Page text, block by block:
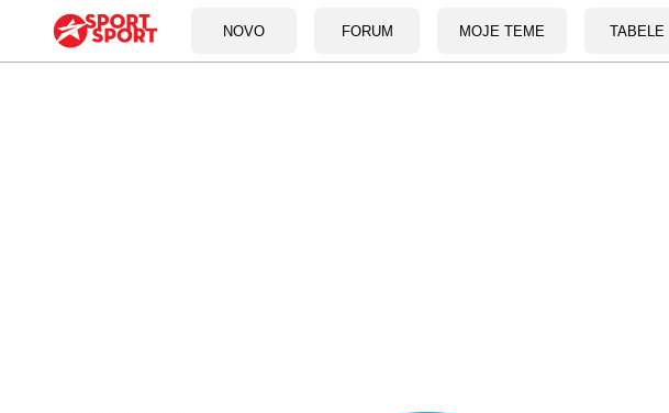
NOVO FORUM MOJE TEME TABELE